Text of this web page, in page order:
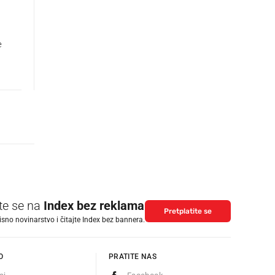
se na Index bez reklama
novinarstvo i čitajte Index bez bannera.
Pretplatite se
PRATITE NAS